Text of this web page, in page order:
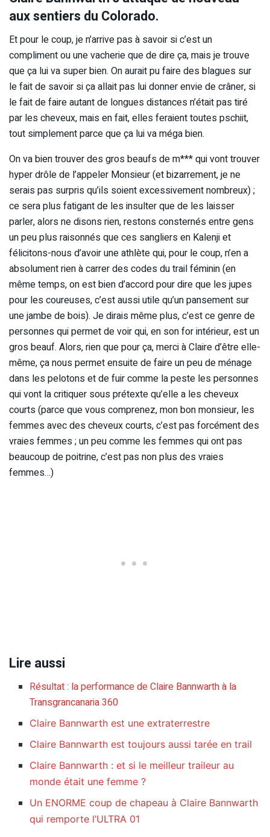
aux sentiers du Colorado.
Et pour le coup, je n’arrive pas à savoir si c’est un
compliment ou une vacherie que de dire ça, mais je trouve
que ça lui va super bien. On aurait pu faire des blagues sur
le fait de savoir si ça allait pas lui donner envie de crâner, si
le fait de faire autant de longues distances n’était pas tiré
par les cheveux, mais en fait, elles feraient toutes pschiit,
tout simplement parce que ça lui va méga bien.
On va bien trouver des gros beaufs de m*** qui vont trouver
hyper drôle de l’appeler Monsieur (et bizarrement, je ne
serais pas surpris qu’ils soient excessivement nombreux) ;
ce sera plus fatigant de les insulter que de les laisser
parler, alors ne disons rien, restons consternés entre gens
un peu plus raisonnés que ces sangliers en Kalenji et
félicitons-nous d’avoir une athlète qui, pour le coup, n’en a
absolument rien à carrer des codes du trail féminin (en
même temps, on est bien d’accord pour dire que les jupes
pour les coureuses, c’est aussi utile qu’un pansement sur
une jambe de bois). Je dirais même plus, c’est ce genre de
personnes qui permet de voir qui, en son for intérieur, est un
gros beauf. Alors, rien que pour ça, merci à Claire d’être elle-
même, ça nous permet ensuite de faire un peu de ménage
dans les pelotons et de fuir comme la peste les personnes
qui vont la critiquer sous prétexte qu’elle a les cheveux
courts (parce que vous comprenez, mon bon monsieur, les
femmes avec des cheveux courts, c’est pas forcément des
vraies femmes ; un peu comme les femmes qui ont pas
beaucoup de poitrine, c’est pas non plus des vraies
femmes…)
Lire aussi
Résultat : la performance de Claire Bannwarth à la
Transgrancanaria 360
Claire Bannwarth est une extraterrestre
Claire Bannwarth est toujours aussi tarée en trail
Claire Bannwarth : et si le meilleur traileur au
monde était une femme ?
Un ENORME coup de chapeau à Claire Bannwarth
qui remporte l’ULTRA 01